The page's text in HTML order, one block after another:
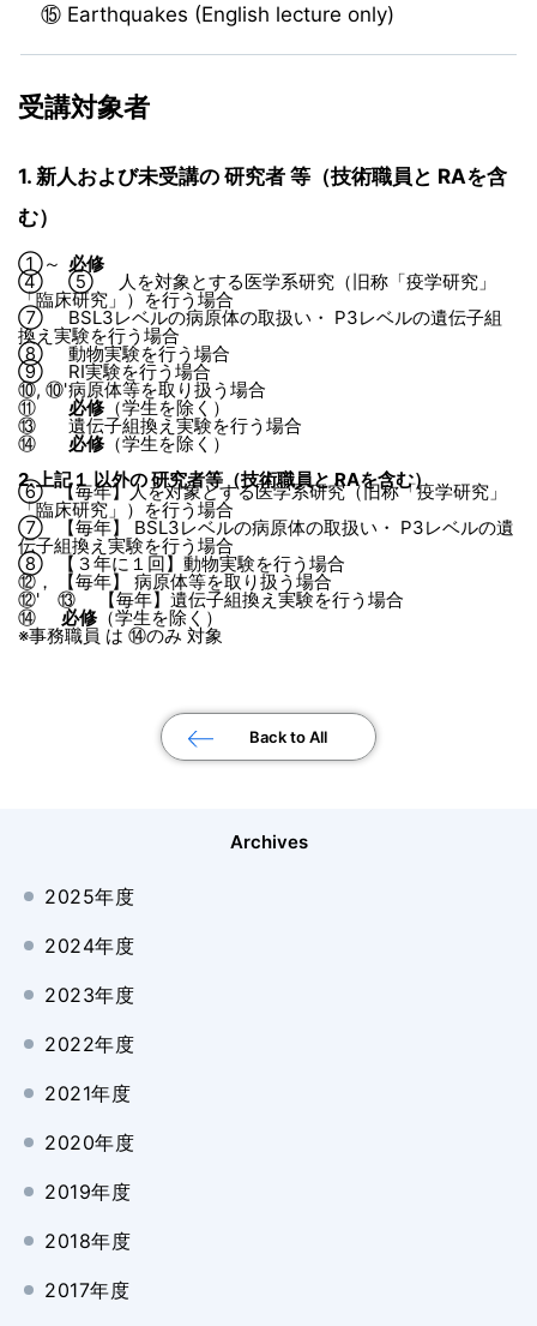
⑮ Earthquakes (English lecture only)
受講対象者
1. 新人および未受講の 研究者 等（技術職員と RAを含
む）
①～
④
必修
⑤ 人を対象とする医学系研究（旧称「疫学研究」
「臨床研究」）を行う場合
⑦ BSL3レベルの病原体の取扱い・ P3レベルの遺伝子組
換え実験を行う場合
⑧ 動物実験を行う場合
⑨ RI実験を行う場合
⑩, ⑩'病原体等を取り扱う場合
⑪ 必修（学生を除く）
⑬ 遺伝子組換え実験を行う場合
⑭ 必修（学生を除く）
2. 上記１ 以外の 研究者等（技術職員と RAを含む）
⑥ 【毎年】人を対象とする医学系研究（旧称「疫学研究」
「臨床研究」）を行う場合
⑦ 【毎年】 BSL3レベルの病原体の取扱い・ P3レベルの遺
伝子組換え実験を行う場合
⑧ 【３年に１回】動物実験を行う場合
⑫，
⑫'
【毎年】 病原体等を取り扱う場合
⑬ 【毎年】遺伝子組換え実験を行う場合
⑭ 必修（学生を除く）
※事務職員 は ⑭のみ 対象
Back to All
Archives
2025年度
2024年度
2023年度
2022年度
2021年度
2020年度
2019年度
2018年度
2017年度